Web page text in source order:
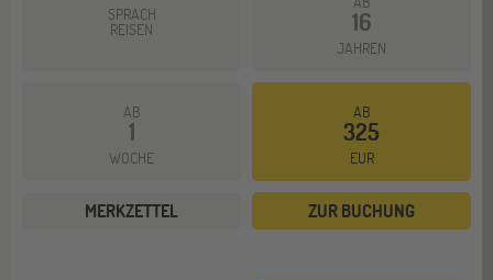
SPRACH
REISEN 16
JAHREN
AB
1
WOCHE
AB
325
EUR
MERKZETTEL ZUR BUCHUNG